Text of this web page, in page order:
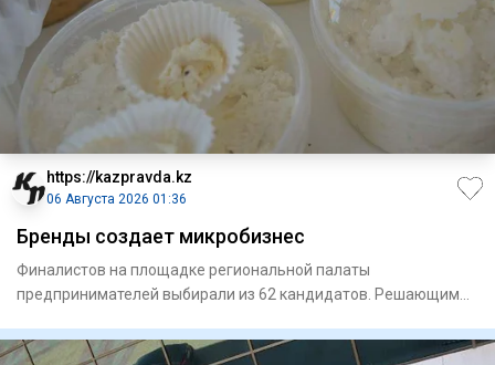
https://kazpravda.kz
06 Августа 2026 01:36
Бренды создает микробизнес
Финалистов на площадке региональной палаты
предпринимателей выбирали из 62 кандидатов. Решающим